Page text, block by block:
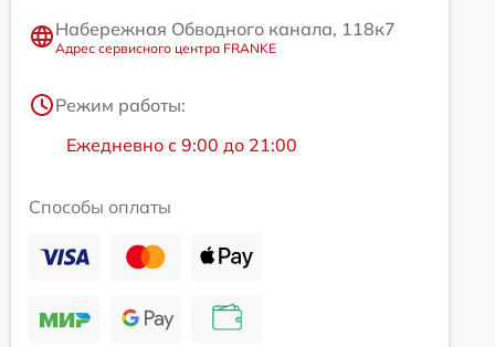
Набережная Обводного канала, 118к7
Адрес сервисного центра FRANKE
Режим работы:
Ежедневно с 9:00 до 21:00
Способы оплаты